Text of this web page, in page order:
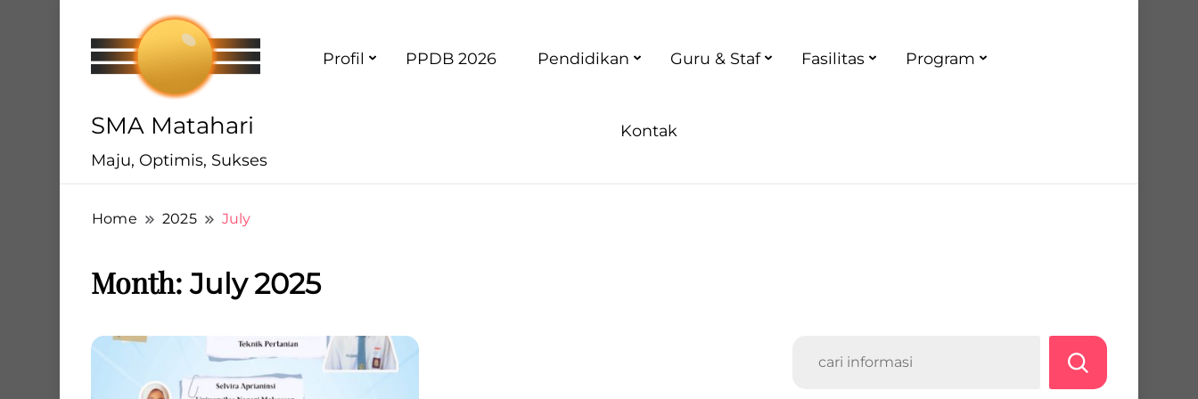
SMA Matahari
Maju, Optimis, Sukses
Profil PPDB 2026 Pendidikan Guru & Staf Fasilitas Program
Kontak
Home 2025 July
Month:July 2025
Search